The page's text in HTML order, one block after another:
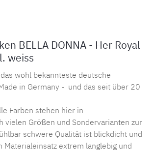
BELLA DONNA - Her Royal
weiss
wohl bekannteste deutsche
in Germany - und das seit über 20
Farben stehen hier in
vielen Größen und Sondervarianten zur
schwere Qualität ist blickdicht und
Materialeinsatz extrem langlebig und